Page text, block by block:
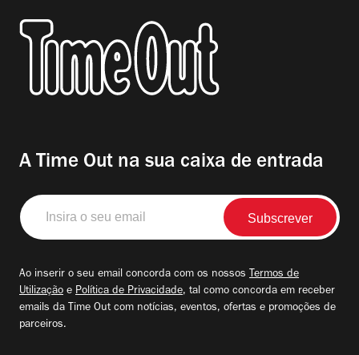
A Time Out na sua caixa de entrada
Insira
o
seu
Ao inserir o seu email concorda com os nossos Termos de
Utilização e Política de Privacidade, tal como concorda em receber
emails da Time Out com notícias, eventos, ofertas e promoções de
parceiros.